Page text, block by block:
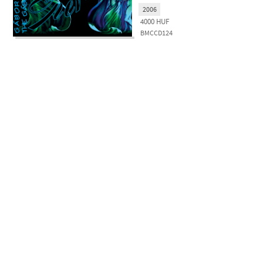
4000 HUF
BMCCD124
2006